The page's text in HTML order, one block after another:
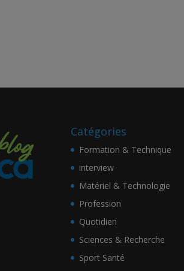
Catégories
Formation & Technique
interview
Matériel & Technologie
Profession
Quotidien
Sciences & Recherche
Sport Santé